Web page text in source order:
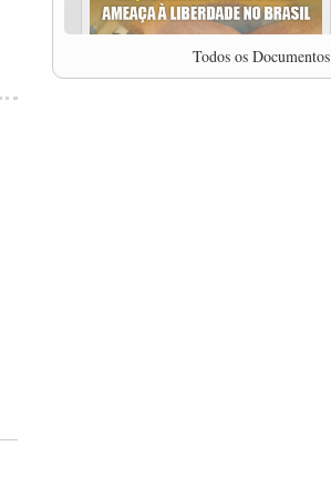
professor da Unisinos e Doutor em Ciências da
Comunicação da USP, Rafael Grohmann, que
coordena uma pesquisa internacional que visa
pressionar as plataformas digitais por melhores
Todos os Documentos